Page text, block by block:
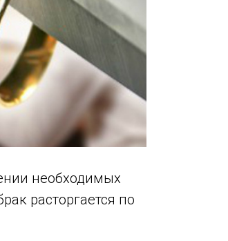
необходимых
расторгается по